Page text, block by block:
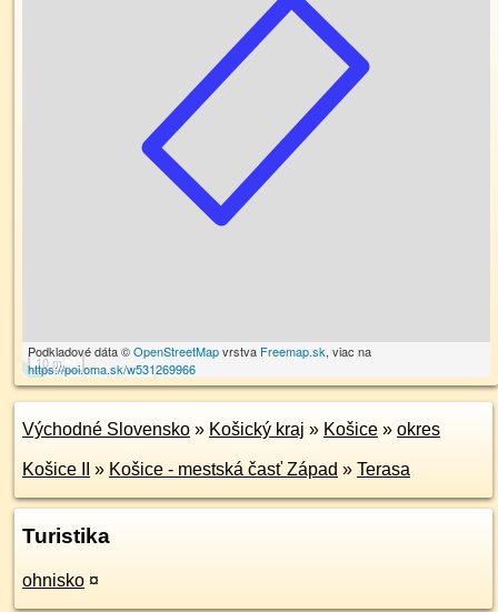
10 m
Podkladové dáta ©OpenStreetMapvrstva Freemap.sk, viac na
https://poi.oma.sk/w531269966
Východné Slovensko » Košický kraj » Košice » okres
Košice II » Košice - mestská časť Západ » Terasa
Turistika
ohnisko ¤